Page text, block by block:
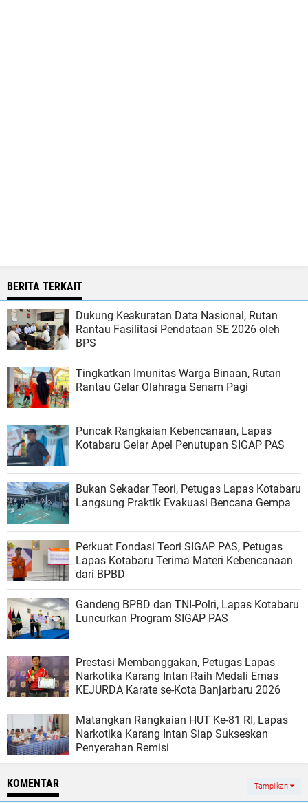
BERITA TERKAIT
Dukung Keakuratan Data Nasional, Rutan
Rantau Fasilitasi Pendataan SE 2026 oleh
BPS
Tingkatkan Imunitas Warga Binaan, Rutan
Rantau Gelar Olahraga Senam Pagi
Puncak Rangkaian Kebencanaan, Lapas
Kotabaru Gelar Apel Penutupan SIGAP PAS
Bukan Sekadar Teori, Petugas Lapas Kotabaru
Langsung Praktik Evakuasi Bencana Gempa
Perkuat Fondasi Teori SIGAP PAS, Petugas
Lapas Kotabaru Terima Materi Kebencanaan
dari BPBD
Gandeng BPBD dan TNI-Polri, Lapas Kotabaru
Luncurkan Program SIGAP PAS
Prestasi Membanggakan, Petugas Lapas
Narkotika Karang Intan Raih Medali Emas
KEJURDA Karate se-Kota Banjarbaru 2026
Matangkan Rangkaian HUT Ke-81 RI, Lapas
Narkotika Karang Intan Siap Sukseskan
Penyerahan Remisi
KOMENTAR Tampilkan